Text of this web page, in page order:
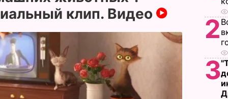
клип. Видео
2
3